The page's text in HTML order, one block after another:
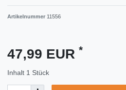
Artikelnummer 11556
47,99 EUR *
Inhalt 1 Stück